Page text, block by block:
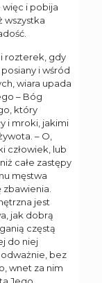
więc i pobija
wszystka
rozterek, gdy
i wśród
wiara upada
– Bóg
który
i mroki, jakimi
– O,
człowiek, lub
całe zastępy
męstwa
jest
jak dobrą
częstą
do niej
bez
wnet za nim